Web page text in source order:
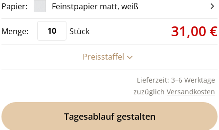
Feinstpapier matt, weiß
Stück 31,00 €
Preisstaffel
Lieferzeit: 3–6 Werktage
zuzüglich Versandkosten
Tagesablauf gestalten